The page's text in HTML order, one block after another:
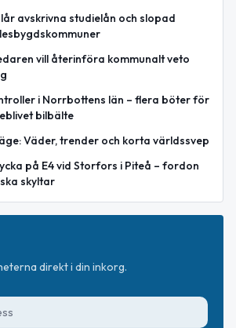
avskrivna studielån och slopad
vill återinföra kommunalt veto
i Norrbottens län – flera böter för
bilbälte
Väder, trender och korta världssvep
på E4 vid Storfors i Piteå – fordon
skyltar
direkt i din inkorg.